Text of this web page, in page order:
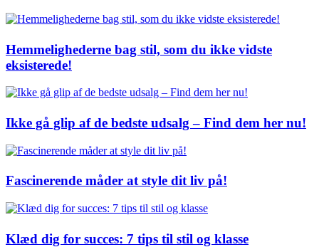
Hemmelighederne bag stil, som du ikke vidste
eksisterede!
Ikke gå glip af de bedste udsalg – Find dem her nu!
Fascinerende måder at style dit liv på!
Klæd dig for succes: 7 tips til stil og klasse